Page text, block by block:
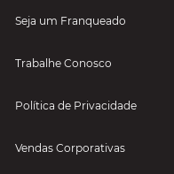
Seja um Franqueado
Trabalhe Conosco
Política de Privacidade
Vendas Corporativas